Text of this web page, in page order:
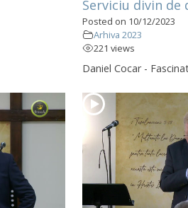
Serviciu divin de
Posted on 10/12/2023
Arhiva 2023
221 views
Daniel Cocar -